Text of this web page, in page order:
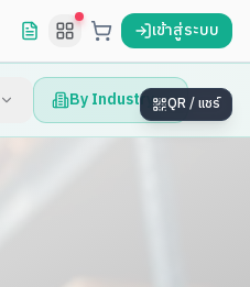
เข้าสู่ระบบ
By Industry QR / แชร์